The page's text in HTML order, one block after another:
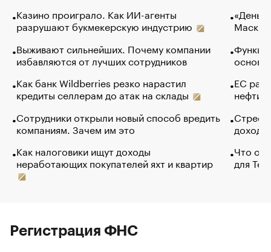
Казино проиграло. Как ИИ-агенты
разрушают букмекерскую индустрию
Выживают сильнейших. Почему компании
избавляются от лучших сотрудников
Как банк Wildberries резко нарастил
кредиты селлерам до атак на склады
Сотрудники открыли новый способ вредить
компаниям. Зачем им это
Как налоговики ищут доходы
неработающих покупателей яхт и квартир
Маск в
основ
ЕС
нефти
Что
для
Регистрация ФНС